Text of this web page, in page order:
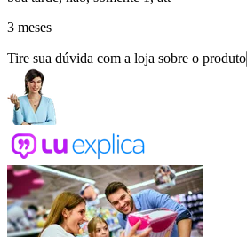
3 meses
Tire sua dúvida com a loja sobre o produto